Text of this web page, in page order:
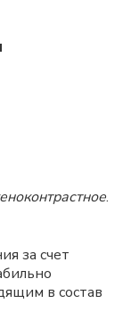
.
за счет
в состав